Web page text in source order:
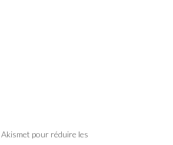
pour réduire les